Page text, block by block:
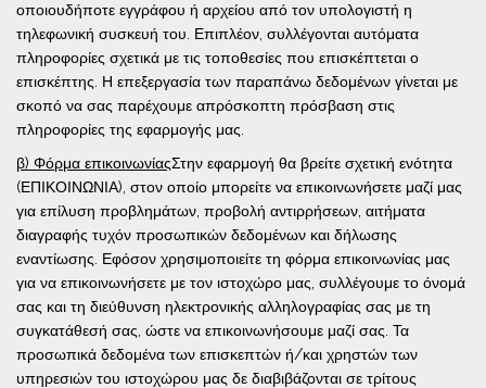
οποιουδήποτε εγγράφου ή αρχείου από τον υπολογιστή η
τηλεφωνική συσκευή του. Επιπλέον, συλλέγονται αυτόματα
πληροφορίες σχετικά με τις τοποθεσίες που επισκέπτεται ο
επισκέπτης. Η επεξεργασία των παραπάνω δεδομένων γίνεται με
σκοπό να σας παρέχουμε απρόσκοπτη πρόσβαση στις
πληροφορίες της εφαρμογής μας.
β) Φόρμα επικοινωνίαςΣτην εφαρμογή θα βρείτε σχετική ενότητα
(ΕΠΙΚΟΙΝΩΝΙΑ), στον οποίο μπορείτε να επικοινωνήσετε μαζί μας
για επίλυση προβλημάτων, προβολή αντιρρήσεων, αιτήματα
διαγραφής τυχόν προσωπικών δεδομένων και δήλωσης
εναντίωσης. Εφόσον χρησιμοποιείτε τη φόρμα επικοινωνίας μας
για να επικοινωνήσετε με τον ιστοχώρο μας, συλλέγουμε το όνομά
σας και τη διεύθυνση ηλεκτρονικής αλληλογραφίας σας με τη
συγκατάθεσή σας, ώστε να επικοινωνήσουμε μαζί σας. Τα
προσωπικά δεδομένα των επισκεπτών ή/και χρηστών των
υπηρεσιών του ιστοχώρου μας δε διαβιβάζονται σε τρίτους